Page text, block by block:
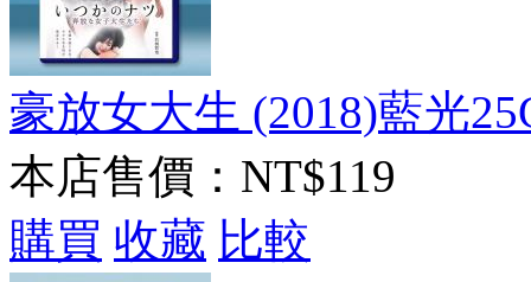
豪放女大生 (2018)藍光
本店售價： NT$119
購買 收藏 比較